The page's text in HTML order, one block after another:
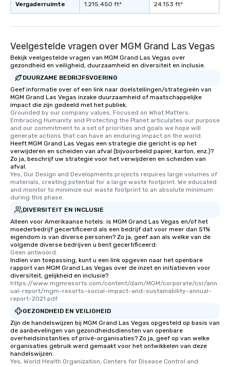
Vergaderruimte 1.215.450 ft² 24.153 ft²
Veelgestelde vragen over MGM Grand Las Vegas
Bekijk veelgestelde vragen van MGM Grand Las Vegas over
gezondheid en veiligheid, duurzaamheid en diversiteit en inclusie.
DUURZAME BEDRIJFSVOERING
Geef informatie over of een link naar doelstellingen/strategieën van
MGM Grand Las Vegas inzake duurzaamheid of maatschappelijke
impact die zijn gedeeld met het publiek.
Grounded by our company values, Focused on What Matters:
Embracing Humanity and Protecting the Planet articulates our purpose
and our commitment to a set of priorities and goals we hope will
generate actions that can have an enduring impact on the world.
Heeft MGM Grand Las Vegas een strategie die gericht is op het
verwijderen en scheiden van afval (bijvoorbeeld papier, karton, enz.)?
Zo ja, beschrijf uw strategie voor het verwijderen en scheiden van
afval.
Yes, Our Design and Developments projects requires large volumes of
materials, creating potential for a large waste footprint. We educated
and monitor to minimize our waste footprint to an absolute minimum
during this phase.
DIVERSITEIT EN INCLUSIE
Alleen voor Amerikaanse hotels: is MGM Grand Las Vegas en/of het
moederbedrijf gecertificeerd als een bedrijf dat voor meer dan 51%
eigendom is van diverse personen? Zo ja, geef aan als welke van de
volgende diverse bedrijven u bent gecertificeerd:
Geen antwoord.
Indien van toepassing, kunt u een link opgeven naar het openbare
rapport van MGM Grand Las Vegas over de inzet en initiatieven voor
diversiteit, gelijkheid en inclusie?
https://www.mgmresorts.com/content/dam/MGM/corporate/csr/ann
ual-report/mgm-resorts-social-impact-and-sustainability-annual-
report-2021.pdf
GEZONDHEID EN VEILIGHEID
Zijn de handelswijzen bij MGM Grand Las Vegas opgesteld op basis van
de aanbevelingen van gezondheidsdiensten van openbare
overheidsinstanties of privé-organisaties? Zo ja, geef op van welke
organisaties gebruik werd gemaakt voor het ontwikkelen van deze
handelswijzen.
Yes, World Health Organization, Centers for Disease Control and